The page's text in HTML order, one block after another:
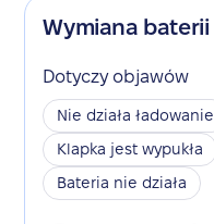
Wymiana baterii
Dotyczy objawów
Nie działa ładowanie
Klapka jest wypukła
Bateria nie działa